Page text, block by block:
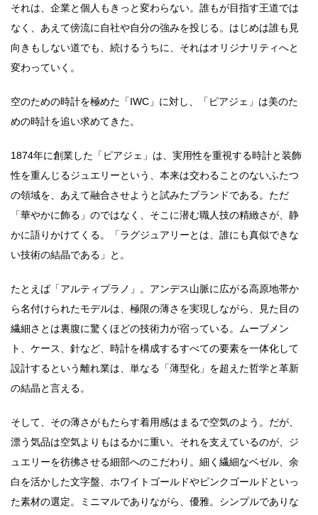
それは、企業と個人もきっと変わらない。誰もが目指す王道では
なく、あえて傍流に自社や自分の強みを投じる。はじめは誰も見
向きもしない道でも、続けるうちに、それはオリジナリティへと
変わっていく。
空のための時計を極めた「IWC」に対し、「ピアジェ」は美のた
めの時計を追い求めてきた。
1874年に創業した「ピアジェ」は、実用性を重視する時計と装飾
性を重んじるジュエリーという、本来は交わることのないふたつ
の領域を、あえて融合させようと試みたブランドである。ただ
「華やかに飾る」のではなく、そこに潜む職人技の精緻さが、静
かに語りかけてくる。「ラグジュアリーとは、誰にも真似できな
い技術の結晶である」と。
たとえば「アルティプラノ」。アンデス山脈に広がる高原地帯か
ら名付けられたモデルは、極限の薄さを実現しながら、見た目の
繊細さとは裏腹に驚くほどの技術力が宿っている。ムーブメン
ト、ケース、針など、時計を構成するすべての要素を一体化して
設計するという離れ業は、単なる「薄型化」を超えた哲学と革新
の結晶と言える。
そして、その薄さがもたらす着用感はまるで空気のよう。だが、
漂う気品は空気よりもはるかに重い。それを支えているのが、ジ
ュエリーを彷彿させる細部へのこだわり。細く繊細なベゼル、余
白を活かした文字盤、ホワイトゴールドやピンクゴールドといっ
た素材の選定。ミニマルでありながら、優雅。シンプルでありな